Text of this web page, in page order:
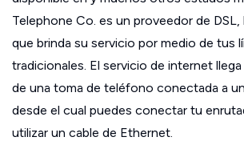
Telephone Co. es un proveedor de
que brinda su servicio por medio de tus
tradicionales. El servicio de internet
de una toma de teléfono conectada a
desde el cual puedes conectar tu
utilizar un cable de Ethernet.